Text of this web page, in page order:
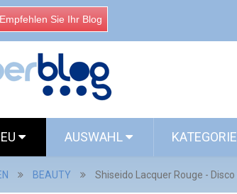
Empfehlen Sie Ihr Blog
AUSWAHL
BEAUTY Shiseido Lacquer Rouge -